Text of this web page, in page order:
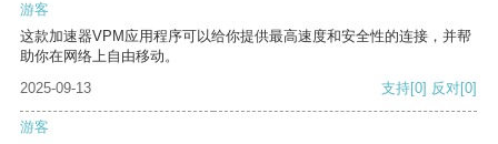
游客
这款加速器VPM应用程序可以给你提供最高速度和安全性的连接，并帮
助你在网络上自由移动。
2025-09-13
支持[0] 反对[0]
游客